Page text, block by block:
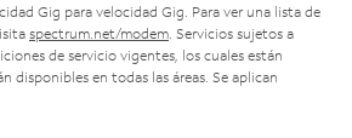
Gig para velocidad Gig. Para ver una lista de
spectrum.net/modem . Servicios sujetos a
de servicio vigentes, los cuales están
disponibles en todas las áreas. Se aplican